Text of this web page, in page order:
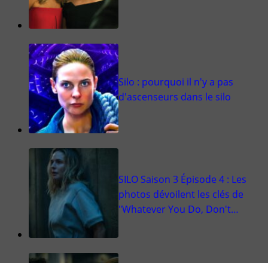
Silo : pourquoi il n'y a pas
d'ascenseurs dans le silo
SILO Saison 3 Épisode 4 : Les
photos dévoilent les clés de
"Whatever You Do, Don't…